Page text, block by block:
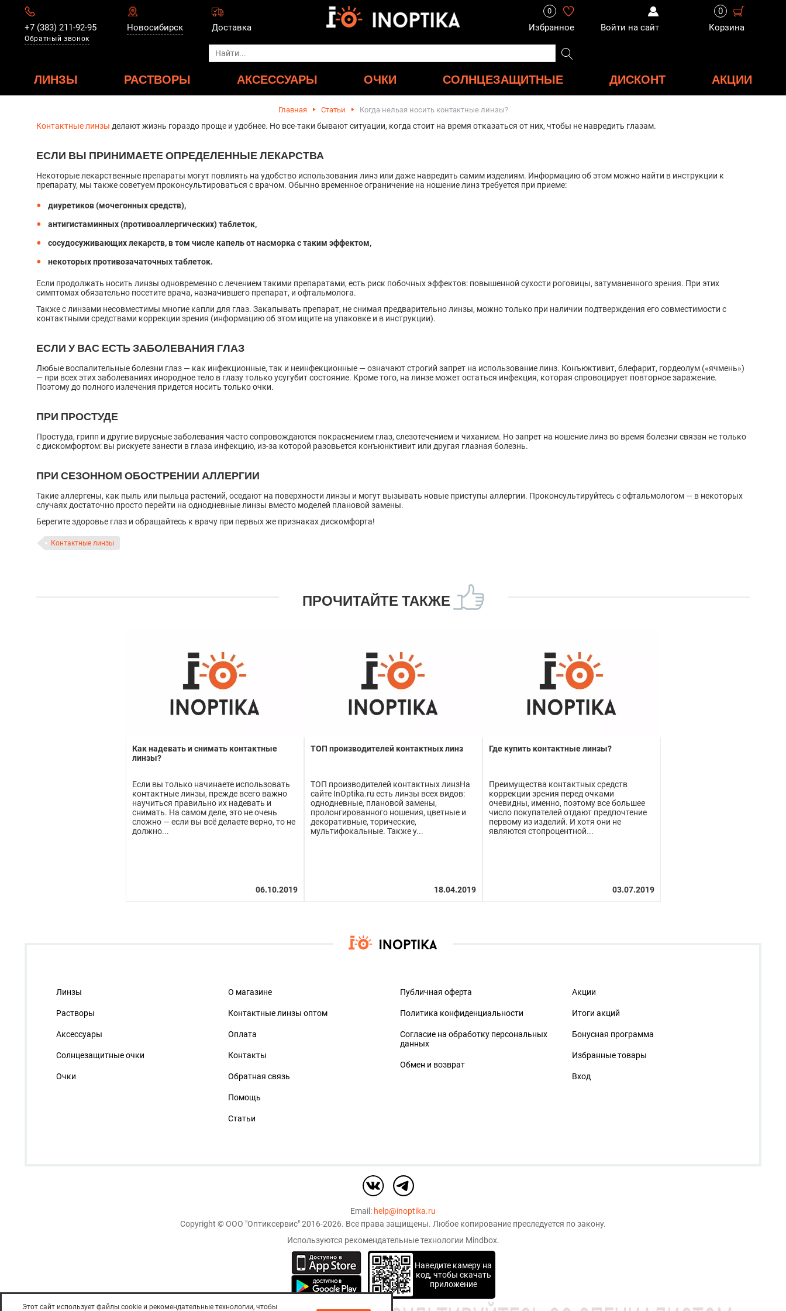
+7 (383) 211-92-95
Обратный звонок
Новосибирск Доставка
0
Избранное Войти на сайт
0
Корзина
ЛИНЗЫ РАСТВОРЫ АКСЕССУАРЫ ОЧКИ СОЛНЦЕЗАЩИТНЫЕ ДИСКОНТ АКЦИИ
Главная Статьи Когда нельзя носить контактные линзы?
Контактные линзы делают жизнь гораздо проще и удобнее. Но все-таки бывают ситуации, когда стоит на время отказаться от них, чтобы не навредить глазам.
ЕСЛИ ВЫ ПРИНИМАЕТЕ ОПРЕДЕЛЕННЫЕ ЛЕКАРСТВА
Некоторые лекарственные препараты могут повлиять на удобство использования линз или даже навредить самим изделиям. Информацию об этом можно найти в инструкции к
препарату, мы также советуем проконсультироваться с врачом. Обычно временное ограничение на ношение линз требуется при приеме:
диуретиков (мочегонных средств),
антигистаминных (противоаллергических) таблеток,
сосудосуживающих лекарств, в том числе капель от насморка с таким эффектом,
некоторых противозачаточных таблеток.
Если продолжать носить линзы одновременно с лечением такими препаратами, есть риск побочных эффектов: повышенной сухости роговицы, затуманенного зрения. При этих
симптомах обязательно посетите врача, назначившего препарат, и офтальмолога.
Также с линзами несовместимы многие капли для глаз. Закапывать препарат, не снимая предварительно линзы, можно только при наличии подтверждения его совместимости с
контактными средствами коррекции зрения (информацию об этом ищите на упаковке и в инструкции).
ЕСЛИ У ВАС ЕСТЬ ЗАБОЛЕВАНИЯ ГЛАЗ
Любые воспалительные болезни глаз — как инфекционные, так и неинфекционные — означают строгий запрет на использование линз. Конъюктивит, блефарит, гордеолум («ячмень»)
— при всех этих заболеваниях инородное тело в глазу только усугубит состояние. Кроме того, на линзе может остаться инфекция, которая спровоцирует повторное заражение.
Поэтому до полного излечения придется носить только очки.
ПРИ ПРОСТУДЕ
Простуда, грипп и другие вирусные заболевания часто сопровождаются покраснением глаз, слезотечением и чиханием. Но запрет на ношение линз во время болезни связан не только
с дискомфортом: вы рискуете занести в глаза инфекцию, из-за которой разовьется конъюнктивит или другая глазная болезнь.
ПРИ СЕЗОННОМ ОБОСТРЕНИИ АЛЛЕРГИИ
Такие аллергены, как пыль или пыльца растений, оседают на поверхности линзы и могут вызывать новые приступы аллергии. Проконсультируйтесь с офтальмологом — в некоторых
случаях достаточно просто перейти на однодневные линзы вместо моделей плановой замены.
Берегите здоровье глаз и обращайтесь к врачу при первых же признаках дискомфорта!
Контактные линзы
ПРОЧИТАЙТЕ ТАКЖЕ
Как надевать и снимать контактные
линзы?
Если вы только начинаете использовать
контактные линзы, прежде всего важно
научиться правильно их надевать и
снимать. На самом деле, это не очень
сложно — если вы всё делаете верно, то не
должно...
ТОП производителей контактных линз
ТОП производителей контактных линзНа
сайте InOptika.ru есть линзы всех видов:
однодневные, плановой замены,
пролонгированного ношения, цветные и
декоративные, торические,
мультифокальные. Также у...
Где купить контактные линзы?
Преимущества контактных средств
коррекции зрения перед очками
очевидны, именно, поэтому все большее
число покупателей отдают предпочтение
первому из изделий. И хотя они не
являются стопроцентной...
Линзы
Растворы
Аксессуары
Солнцезащитные очки
Очки
О магазине
Контактные линзы оптом
Оплата
Контакты
Обратная связь
Помощь
Статьи
Публичная оферта
Политика конфиденциальности
Согласие на обработку персональных
данных
Обмен и возврат
Акции
Итоги акций
Бонусная программа
Избранные товары
Вход
Email: help@inoptika.ru
Copyright ©ООО "Оптиксервис"2016-2026. Все права защищены. Любое копирование преследуется по закону.
Используются рекомендательные технологии Mindbox.
Наведите камеру на
код, чтобы скачать
приложение
Этот сайт использует файлы cookie и рекомендательные технологии, чтобы